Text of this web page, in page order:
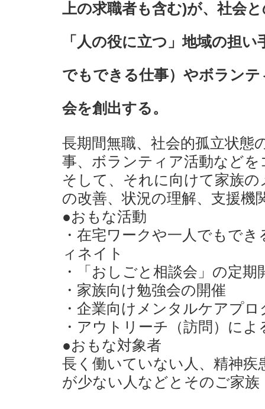
上の求職者も含む)が、社会
「人の役に立つ」地域の担
でもできる仕事）やボラン
会を創出する。
長期間無職、社会的孤立状態
事、ボランティア活動など
そして、それに向けて家族
の改善、状況の理解、支援機
●おもな活動
・在宅ワークや一人でもで
ィネイト
・「おしごと相談会」の定期
・家族向け勉強会の開催
・企業向けメンタルケアプ
・アウトリーチ（訪問）によ
●おもな対象者
長く働いていない人、精神
が少ない人などとそのご家族